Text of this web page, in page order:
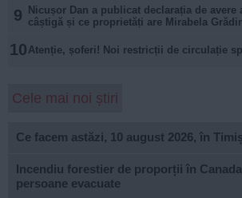
9
Nicușor Dan a publicat declarația de avere
câștigă și ce proprietăți are Mirabela
10 Atenție, șoferi! Noi restricții de circulație
Cele mai noi știri
Ce facem astăzi, 10 august 2026, în
Incendiu forestier de proporții în
persoane evacuate